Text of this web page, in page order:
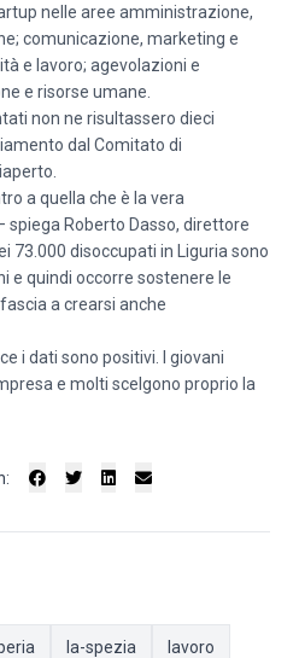
nelle aree amministrazione,
comunicazione, marketing e
e lavoro; agevolazioni e
e risorse umane.
non ne risultassero dieci
dal Comitato di
a quella che è la vera
Roberto Dasso, direttore
73.000 disoccupati in Liguria sono
e quindi occorre sostenere le
a crearsi anche
i dati sono positivi. I giovani
e molti scelgono proprio la
la-spezia lavoro